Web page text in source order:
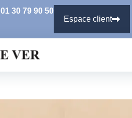
01 30 79 90 50
Espace client